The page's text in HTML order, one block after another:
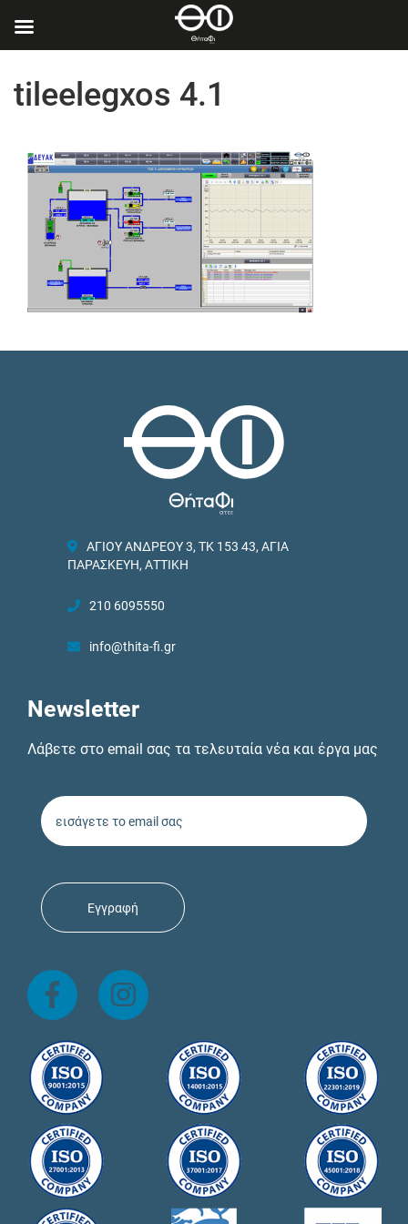
tileelegxos 4.1
ΑΓΙΟΥ ΑΝΔΡΕΟΥ 3, ΤΚ 153 43, ΑΓΙΑ
ΠΑΡΑΣΚΕΥΗ, ΑΤΤΙΚΗ
210 6095550
info@thita-fi.gr
Newsletter
Λάβετε στο email σας τα τελευταία νέα και έργα μας